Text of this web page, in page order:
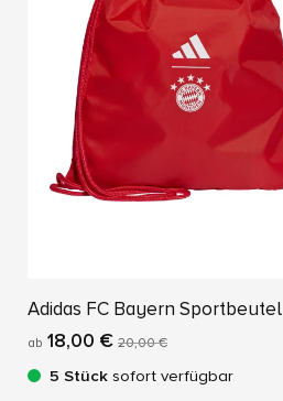
Adidas FC Bayern Sportbeutel
ab 18,00 € 20,00 €
5 Stück sofort verfügbar